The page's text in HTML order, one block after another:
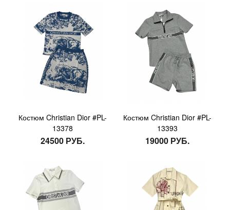
Костюм Christian Dior #PL-
13378
24500 РУБ.
Костюм Christian Dior #PL-
13393
19000 РУБ.